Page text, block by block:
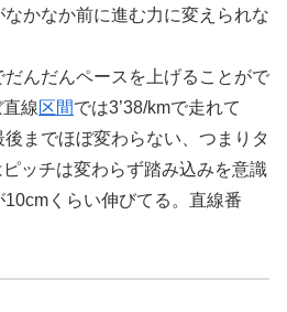
かなか前に進む力に変えられな
だんだんペースを上げることがで
線区間では3’38/kmで走れて
までほぼ変わらない、つまりタ
ッチは変わらず踏み込みを意識
10cmくらい伸びてる。直線番